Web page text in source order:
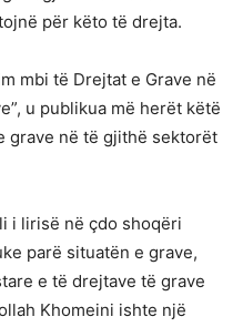
për këto të drejta.
mbi të Drejtat e Grave në
u publikua më herët këtë
grave në të gjithë sektorët
i lirisë në çdo shoqëri
parë situatën e grave,
e të drejtave të grave
Khomeini ishte një